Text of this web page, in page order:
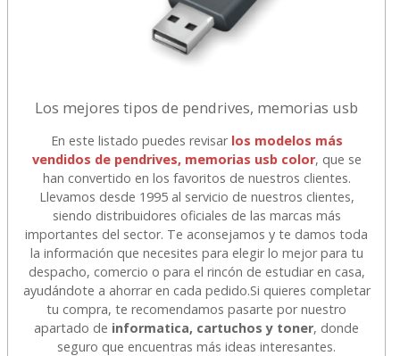
Los mejores tipos de pendrives, memorias usb
En este listado puedes revisar los modelos más
vendidos de pendrives, memorias usb color, que se
han convertido en los favoritos de nuestros clientes.
Llevamos desde 1995 al servicio de nuestros clientes,
siendo distribuidores oficiales de las marcas más
importantes del sector. Te aconsejamos y te damos toda
la información que necesites para elegir lo mejor para tu
despacho, comercio o para el rincón de estudiar en casa,
ayudándote a ahorrar en cada pedido.Si quieres completar
tu compra, te recomendamos pasarte por nuestro
apartado de informatica, cartuchos y toner, donde
seguro que encuentras más ideas interesantes.